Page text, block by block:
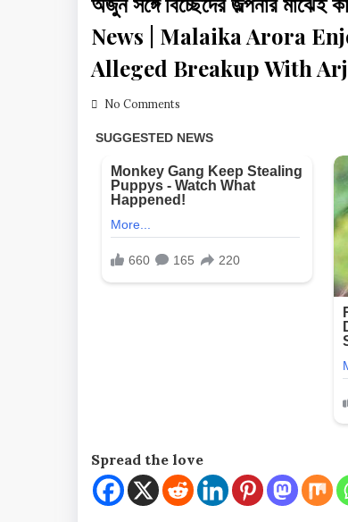
News | Malaika Arora
Alleged Breakup With
No Comments
Spread the love